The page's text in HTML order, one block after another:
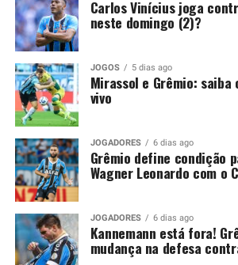
Foto: Lucas Uebel / Grêmio
Embora o episódio tenha ocorrido
Copa do Mundo, a punição segue
apenas agora. Por isso, o argentino
justamente em um confronto decisivo,
que o Tricolor busca recuperação após
Copa Sul-Americana.
Kannemann recebeu
torcida
O lance que tirou Kannemann da
14 de maio, diante do Confiança-SE.
Carlos Vinícius joga
neste domingo (2)?
JOGOS 5 dias ago
Mirassol e Grêmio:
vivo
JOGADORES 6 dias ago
Grêmio define condição
Wagner Leonardo com o
JOGADORES 6 dias ago
Kannemann está fora!
mudança na defesa